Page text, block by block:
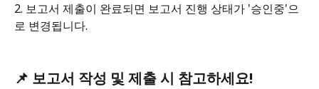
2. 보고서 제출이 완료되면 보고서 진행 상태가 '승인중'으
로 변경됩니다.
📌 보고서 작성 및 제출 시 참고하세요!